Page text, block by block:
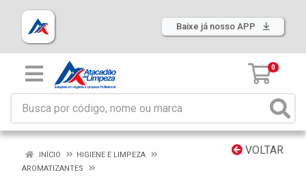
Baixe já nosso APP
0
VOLTAR
INÍCIO
HIGIENE E LIMPEZA
AROMATIZANTES